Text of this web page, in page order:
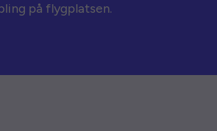
på flygplatsen.